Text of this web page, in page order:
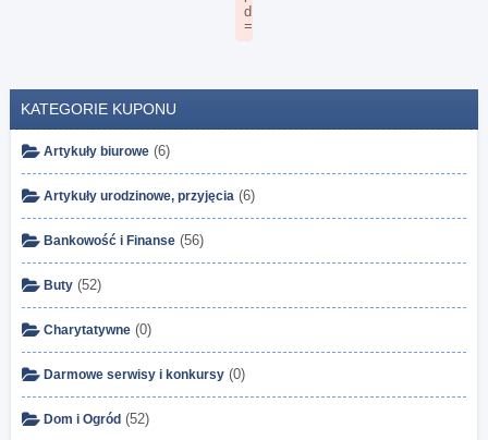
KATEGORIE KUPONU
Artykuły biurowe (6)
Artykuły urodzinowe, przyjęcia (6)
Bankowość i Finanse (56)
Buty (52)
Charytatywne (0)
Darmowe serwisy i konkursy (0)
Dom i Ogród (52)